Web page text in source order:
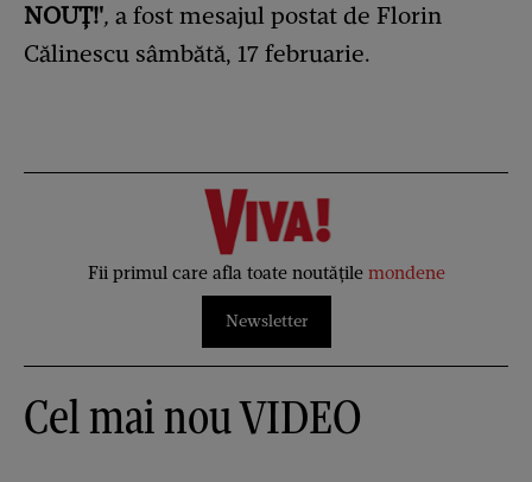
NOUȚ!', a fost mesajul postat de Florin
Călinescu sâmbătă, 17 februarie.
Fii primul care afla toate noutățile mondene
Newsletter
Cel mai nou VIDEO